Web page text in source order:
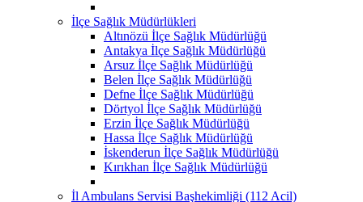
İlçe Sağlık Müdürlükleri
Altınözü İlçe Sağlık Müdürlüğü
Antakya İlçe Sağlık Müdürlüğü
Arsuz İlçe Sağlık Müdürlüğü
Belen İlçe Sağlık Müdürlüğü
Defne İlçe Sağlık Müdürlüğü
Dörtyol İlçe Sağlık Müdürlüğü
Erzin İlçe Sağlık Müdürlüğü
Hassa İlçe Sağlık Müdürlüğü
İskenderun İlçe Sağlık Müdürlüğü
Kırıkhan İlçe Sağlık Müdürlüğü
İl Ambulans Servisi Başhekimliği (112 Acil)